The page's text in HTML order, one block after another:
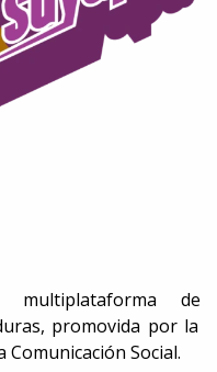
de
promovida por la
Comunicación Social.